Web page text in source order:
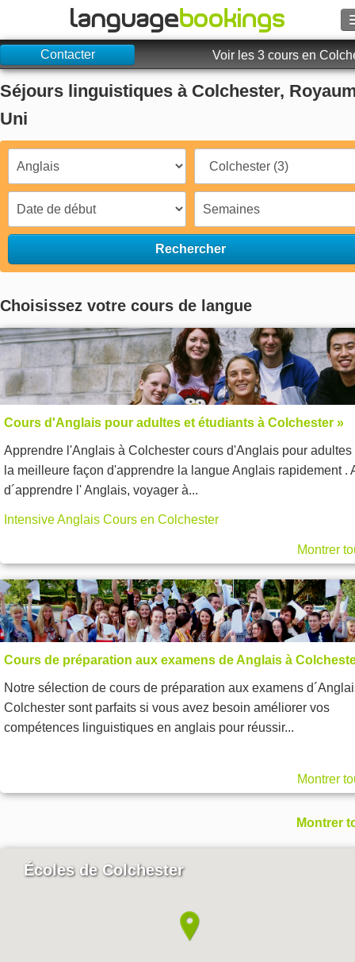
Rechercher
Contactez-nous
Se connecter
Aide
Langue
Contacter Voir les 3 cours en
Séjours linguistiques à Colchester,
Uni
Rechercher
Choisissez votre cours de langue
Cours d'Anglais pour adultes et étudiants à Colchester »
Apprendre l'Anglais à Colchester cours d'Anglais pour adultes
la meilleure façon d'apprendre la langue Anglais rapidement .
d´apprendre l' Anglais, voyager à...
Intensive Anglais Cours en Colchester
Montrer
Cours de préparation aux examens de Anglais à
Notre sélection de cours de préparation aux examens
Colchester sont parfaits si vous avez besoin améliorer vos
compétences linguistiques en anglais pour réussir...
Montrer
Montrer
Écoles de Colchester